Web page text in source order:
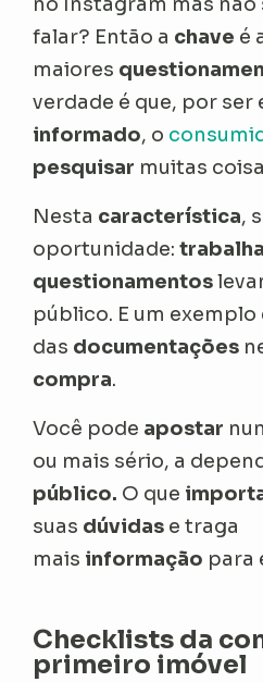
falar? Então a chave é
maiores
verdade é que, por
informado, o
pesquisar muitas
Nesta característica,
oportunidade:
questionamentos
público. E um exemplo
das documentações
compra.
Você pode apostar
ou mais sério, a
público. O que
suas dúvidas e traga
mais informação para
Checklists da
primeiro imóvel